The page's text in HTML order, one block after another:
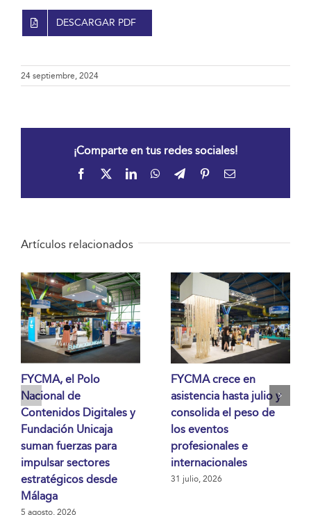
DESCARGAR PDF
24 septiembre, 2024
¡Comparte en tus redes sociales!
Facebook LinkedInWhatsApp
TelegramPinterestCorreo
Artículos relacionados
FYCMA, el Polo
Nacional de
Contenidos Digitales y
Fundación Unicaja
suman fuerzas para
impulsar sectores
estratégicos desde
Málaga
5 agosto, 2026
FYCMA crece en
asistencia hasta julio y
consolida el peso de
los eventos
profesionales e
internacionales
31 julio, 2026